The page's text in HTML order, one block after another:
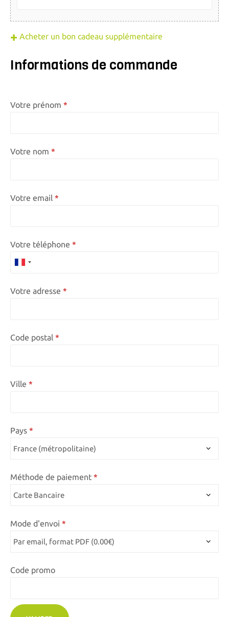
Acheter un bon cadeau supplémentaire
Informations de commande
Votre prénom
Votre nom
Votre email
Votre téléphone
F
A
E
3
Votre adresse
Code postal
Ville
Pays
Méthode de paiement
Mode d'envoi
Code promo